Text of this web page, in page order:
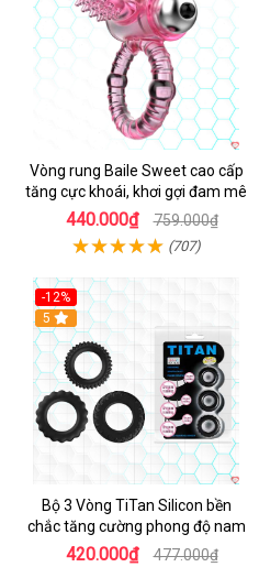
Vòng rung Baile Sweet cao cấp
tăng cực khoái, khơi gợi đam mê
440.000₫ 759.000₫
(707)
-12%
5
Bộ 3 Vòng TiTan Silicon bền
chắc tăng cường phong độ nam
420.000₫ 477.000₫